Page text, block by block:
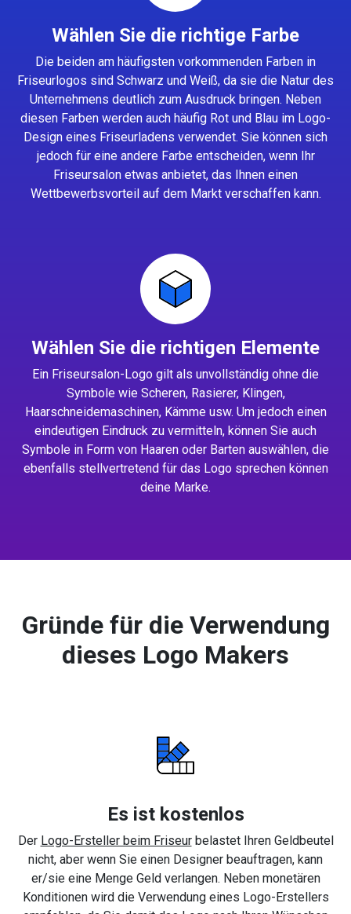
Wählen Sie die richtige Farbe
Die beiden am häufigsten vorkommenden Farben in
Friseurlogos sind Schwarz und Weiß, da sie die Natur des
Unternehmens deutlich zum Ausdruck bringen. Neben
diesen Farben werden auch häufig Rot und Blau im Logo-
Design eines Friseurladens verwendet. Sie können sich
jedoch für eine andere Farbe entscheiden, wenn Ihr
Friseursalon etwas anbietet, das Ihnen einen
Wettbewerbsvorteil auf dem Markt verschaffen kann.
Wählen Sie die richtigen Elemente
Ein Friseursalon-Logo gilt als unvollständig ohne die
Symbole wie Scheren, Rasierer, Klingen,
Haarschneidemaschinen, Kämme usw. Um jedoch einen
eindeutigen Eindruck zu vermitteln, können Sie auch
Symbole in Form von Haaren oder Barten auswählen, die
ebenfalls stellvertretend für das Logo sprechen können
deine Marke.
Gründe für die Verwendung
dieses Logo Makers
Es ist kostenlos
Der Logo-Ersteller beim Friseurbelastet Ihren Geldbeutel
nicht, aber wenn Sie einen Designer beauftragen, kann
er/sie eine Menge Geld verlangen. Neben monetären
Konditionen wird die Verwendung eines Logo-Erstellers